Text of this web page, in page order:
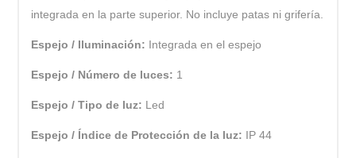
integrada en la parte superior. No incluye patas ni grifería.
Espejo / Iluminación: Integrada en el espejo
Espejo / Número de luces: 1
Espejo / Tipo de luz: Led
Espejo / Índice de Protección de la luz: IP 44